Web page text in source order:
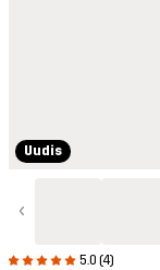
Uudis
‹
5.0 (4)